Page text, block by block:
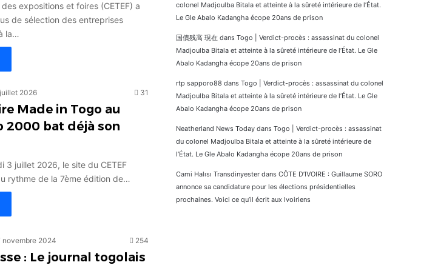
expositions et foires (CETEF) a
de sélection des entreprises
la…
2026 31
Made in Togo au
2000 bat déjà son
3 juillet 2026, le site du CETEF
rythme de la 7ème édition de…
novembre 2024 254
: Le journal togolais
colonel Madjoulba Bitala et atteinte à la sûreté intérieure de l’État.
Le Gle Abalo Kadangha écope 20ans de prison
国債残高 現在 dans Togo | Verdict-procès : assassinat du colonel
Madjoulba Bitala et atteinte à la sûreté intérieure de l’État. Le Gle
Abalo Kadangha écope 20ans de prison
rtp sapporo88 dans Togo | Verdict-procès : assassinat du colonel
Madjoulba Bitala et atteinte à la sûreté intérieure de l’État. Le Gle
Abalo Kadangha écope 20ans de prison
Neatherland News Today dans Togo | Verdict-procès : assassinat
du colonel Madjoulba Bitala et atteinte à la sûreté intérieure de
l’État. Le Gle Abalo Kadangha écope 20ans de prison
Cami Halısı Transdinyester dans CÔTE D’IVOIRE : Guillaume SORO
annonce sa candidature pour les élections présidentielles
prochaines. Voici ce qu’il écrit aux Ivoiriens